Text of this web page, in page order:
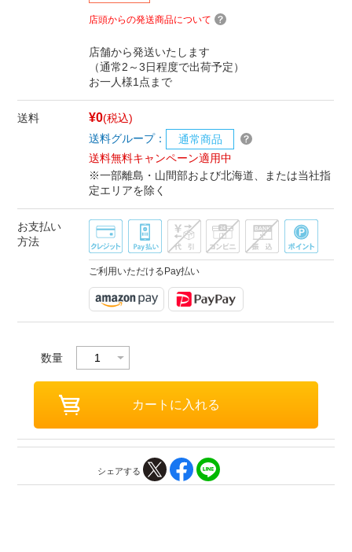
店頭からの発送商品について
店舗から発送いたします
（通常2～3日程度で出荷予定）
お一人様1点まで
送料 ¥0(税込)
送料グループ：
通常商品
送料無料キャンペーン適用中
※一部離島・山間部および北海道、または当社指
定エリアを除く
お支払い
方法
ご利用いただけるPay払い
数量
シェアする